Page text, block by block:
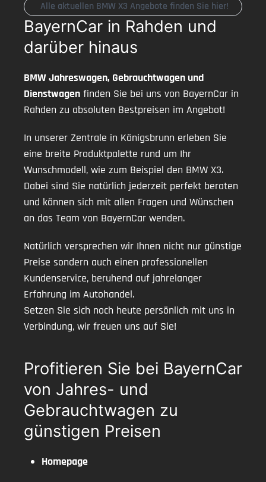
Alle aktuellen BMW X3 Angebote finden Sie hier!
BayernCar in Rahden und
darüber hinaus
BMW Jahreswagen, Gebrauchtwagen und
Dienstwagen finden Sie bei uns von BayernCar in
Rahden zu absoluten Bestpreisen im Angebot!
In unserer Zentrale in Königsbrunn erleben Sie
eine breite Produktpalette rund um Ihr
Wunschmodell, wie zum Beispiel den BMW X3.
Dabei sind Sie natürlich jederzeit perfekt beraten
und können sich mit allen Fragen und Wünschen
an das Team von BayernCar wenden.
Natürlich versprechen wir Ihnen nicht nur günstige
Preise sondern auch einen professionellen
Kundenservice, beruhend auf jahrelanger
Erfahrung im Autohandel.
Setzen Sie sich noch heute persönlich mit uns in
Verbindung, wir freuen uns auf Sie!
Profitieren Sie bei BayernCar
von Jahres- und
Gebrauchtwagen zu
günstigen Preisen
Homepage